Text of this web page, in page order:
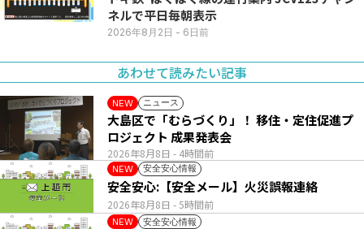
ネルで平日毎朝表示
2026年8月2日 - 6日前
あわせて読みたい記事
NEW ニュース
2026年8月8日 - 4時間前
大島区で「むらづくり」！ 移住・定住促進プ
ロジェクト 成果発表会
NEW 安全安心情報
2026年8月8日 - 5時間前
安全安心:【安全メール】火災誤報連絡
NEW 安全安心情報